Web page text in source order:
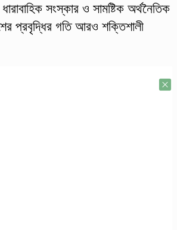
সংস্কার ও সামষ্টিক অর্থনৈতিক
প্রবৃদ্ধির গতি আরও শক্তিশালী